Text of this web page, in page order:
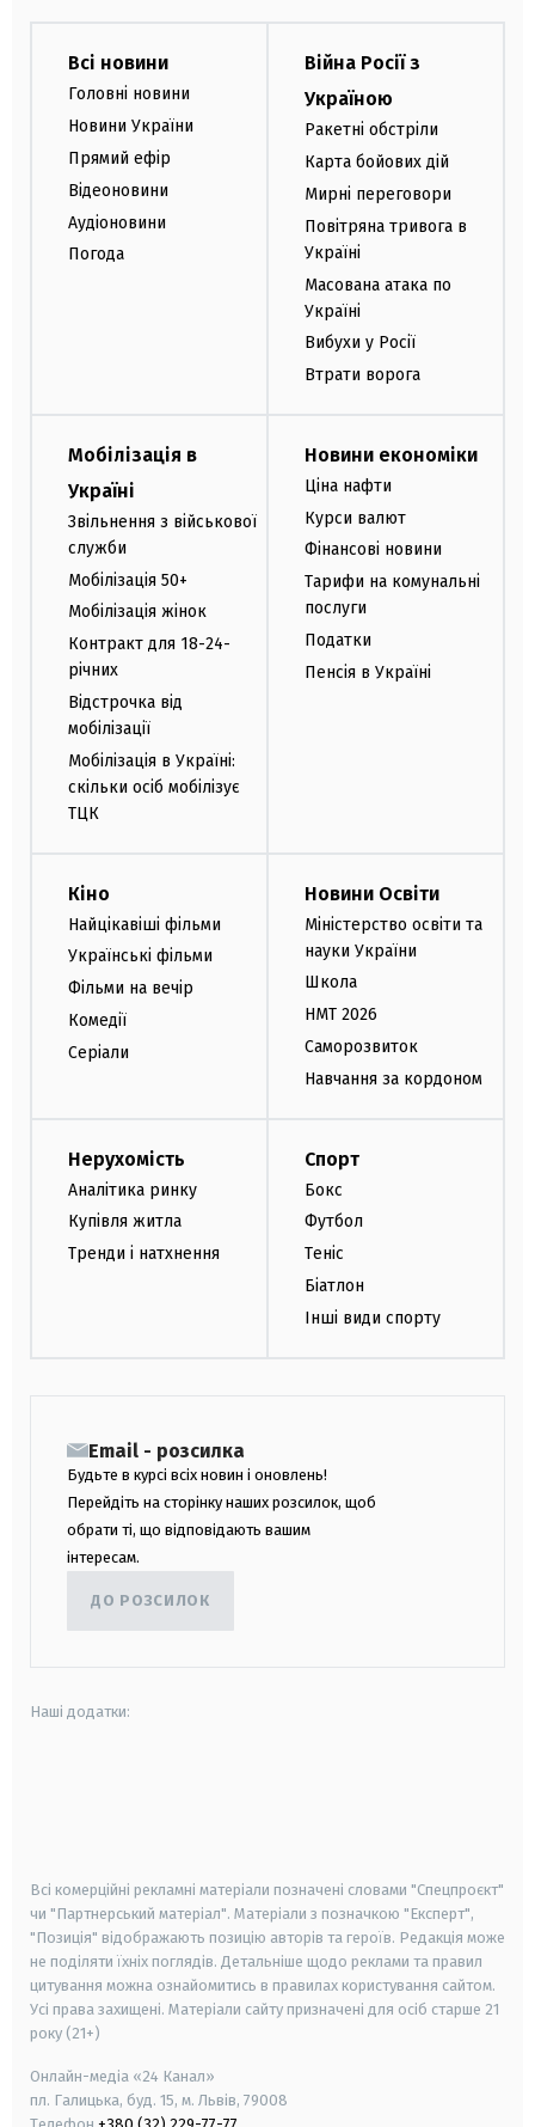
Всі новини
Головні новини
Новини України
Прямий ефір
Відеоновини
Аудіоновини
Погода
Війна Росії з
Україною
Ракетні обстріли
Карта бойових дій
Мирні переговори
Повітряна тривога в
Україні
Масована атака по
Україні
Вибухи у Росії
Втрати ворога
Мобілізація в
Україні
Звільнення з військової
служби
Мобілізація 50+
Мобілізація жінок
Контракт для 18-24-
річних
Відстрочка від
мобілізації
Мобілізація в Україні:
скільки осіб мобілізує
ТЦК
Новини економіки
Ціна нафти
Курси валют
Фінансові новини
Тарифи на комунальні
послуги
Податки
Пенсія в Україні
Кіно
Найцікавіші фільми
Українські фільми
Фільми на вечір
Комедії
Серіали
Новини Освіти
Міністерство освіти та
науки України
Школа
НМТ 2026
Саморозвиток
Навчання за кордоном
Нерухомість
Аналітика ринку
Купівля житла
Тренди і натхнення
Спорт
Бокс
Футбол
Теніс
Біатлон
Інші види спорту
Email - розсилка
Будьте в курсі всіх новин і оновлень!
Перейдіть на сторінку наших розсилок, щоб
обрати ті, що відповідають вашим
інтересам.
ДО РОЗСИЛОК
Наші додатки:
Всі комерційні рекламні матеріали позначені словами "Спецпроєкт"
чи "Партнерський матеріал". Матеріали з позначкою "Експерт",
"Позиція" відображають позицію авторів та героїв. Редакція може
не поділяти їхніх поглядів. Детальніше щодо реклами та правил
цитування можна ознайомитись в правилах користування сайтом.
Усі права захищені. Матеріали сайту призначені для осіб старше 21
року (21+)
Онлайн-медіа «24 Канал»
пл. Галицька, буд. 15, м. Львів, 79008